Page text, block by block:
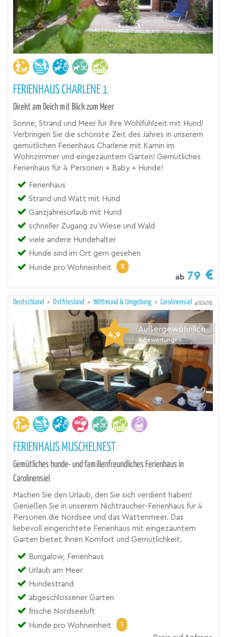
FERIENHAUS CHARLENE 1
Direkt am Deich mit Blick zum Meer
Sonne, Strand und Meer für Ihre Wohlfühlzeit mit Hund!
Verbringen Sie die schönste Zeit des Jahres in unserem
gemütlichen Ferienhaus Charlene mit Kamin im
Wohnzimmer und eingezäuntem Garten! Gemütliches
Ferienhaus für 4 Personen + Baby + Hunde!
Ferienhaus
Strand und Watt mit Hund
Ganzjahresurlaub mit Hund
schneller Zugang zu Wiese und Wald
viele andere Hundehalter
Hunde sind im Ort gern gesehen
Hunde pro Wohneinheit
2
ab 79
Deutschland > Ostfriesland > Wittmund & Umgebung > Carolinensiel a10418
4,9
Außergewöhnlich
5 Bewertungen
FERIENHAUS MUSCHELNEST
Gemütliches hunde- und familienfreundliches Ferienhaus in
Carolinensiel
Machen Sie den Urlaub, den Sie sich verdient haben!
Genießen Sie in unserem Nichtraucher-Ferienhaus für 4
Personen die Nordsee und das Wattenmeer. Das
liebevoll eingerichtete Ferienhaus mit eingezäuntem
Garten bietet Ihnen Komfort und Gemütlichkeit.
Bungalow, Ferienhaus
Urlaub am Meer
Hundestrand
abgeschlossener Garten
frische Nordseeluft
Hunde pro Wohneinheit
1